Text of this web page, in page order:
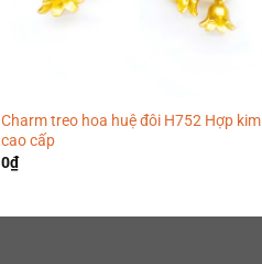
Charm treo hoa huệ đôi H752 Hợp kim
cao cấp
0₫